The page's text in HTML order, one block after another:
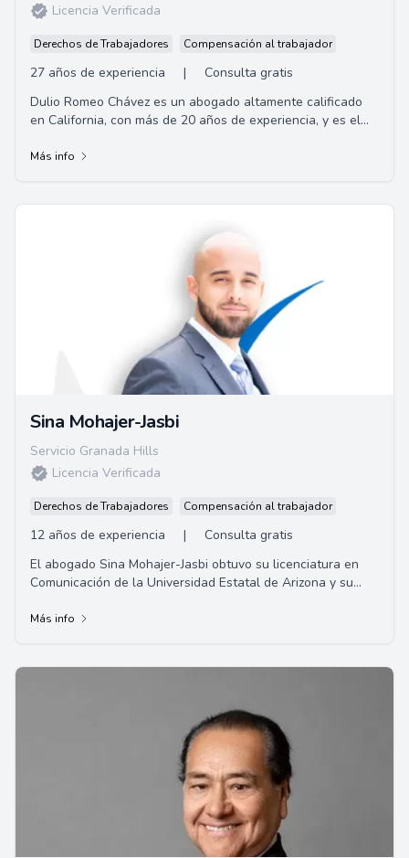
Licencia Verificada
Derechos de Trabajadores Compensación al trabajador
27 años de experiencia |
Consulta gratis
Dulio Romeo Chávez es un abogado altamente calificado
en California, con más de 20 años de experiencia, y es el
Más info
Sina Mohajer-Jasbi
Servicio Granada Hills
Licencia Verificada
Derechos de Trabajadores Compensación al trabajador
12 años de experiencia |
Consulta gratis
El abogado Sina Mohajer-Jasbi obtuvo su licenciatura en
Comunicación de la Universidad Estatal de Arizona y su
Más info